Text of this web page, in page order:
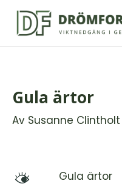
Hoppa
Gula ärtor
Av Susanne Clintholt
M Gula ärtor